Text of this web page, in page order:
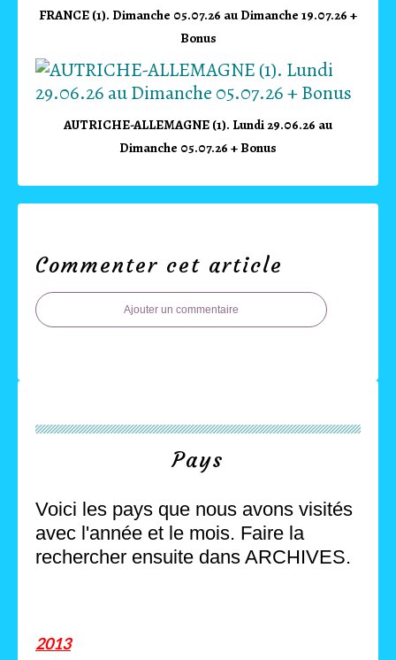
FRANCE (1). Dimanche 05.07.26 au Dimanche 19.07.26 +
Bonus
AUTRICHE-ALLEMAGNE (1). Lundi 29.06.26 au
Dimanche 05.07.26 + Bonus
Commenter cet article
Ajouter un commentaire
Pays
Voici les pays que nous avons visités
avec l'année et le mois. Faire la
rechercher ensuite dans ARCHIVES.
2013